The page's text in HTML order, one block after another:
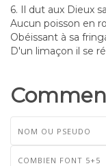
6. Il dut aux Dieux
Aucun poisson en
Obéissant à sa
D'un limaçon il se